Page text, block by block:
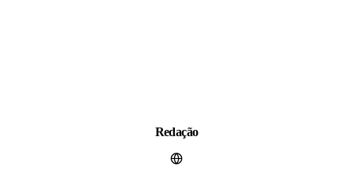
Redação